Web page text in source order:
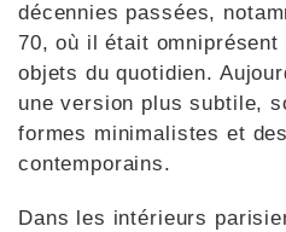
décennies passées,
70, où il était
objets du quotidien.
une version plus subtile,
formes minimalistes et
contemporains.
Dans les intérieurs